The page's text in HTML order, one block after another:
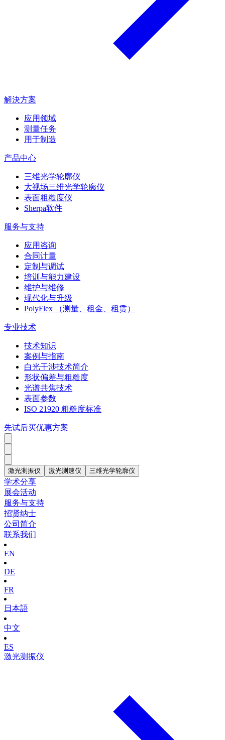
解決方案
应用领域
测量任务
用于制造
产品中心
三维光学轮廓仪
大视场三维光学轮廓仪
表面粗糙度仪
Sherpa软件
服务与支持
应用咨询
合同计量
定制与调试
培训与能力建设
维护与维修
现代化与升级
PolyFlex （测量、租金、租赁）
专业技术
技术知识
案例与指南
白光干涉技术简介
形状偏差与粗糙度
光谱共焦技术
表面参数
ISO 21920 粗糙度标准
先试后买优惠方案
激光测振仪 激光测速仪 三维光学轮廓仪
学术分享
展会活动
服务与支持
招贤纳士
公司简介
联系我们
EN
DE
FR
日本語
中文
ES
激光测振仪